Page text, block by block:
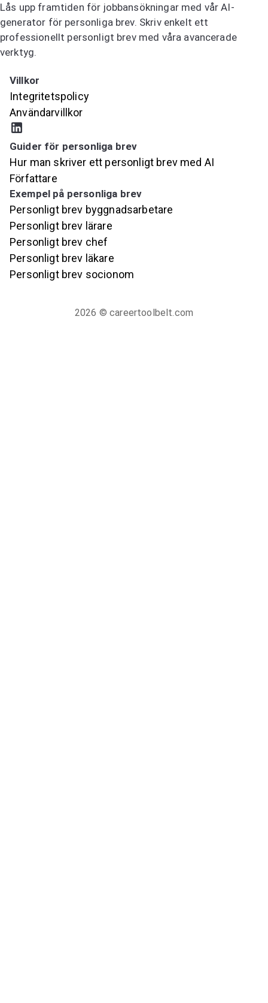
Lås upp framtiden för jobbansökningar med vår AI-
generator för personliga brev. Skriv enkelt ett
professionellt personligt brev med våra avancerade
verktyg.
Villkor
Integritetspolicy
Användarvillkor
Guider för personliga brev
Hur man skriver ett personligt brev med AI
Författare
Exempel på personliga brev
Personligt brev byggnadsarbetare
Personligt brev lärare
Personligt brev chef
Personligt brev läkare
Personligt brev socionom
2026 © careertoolbelt.com